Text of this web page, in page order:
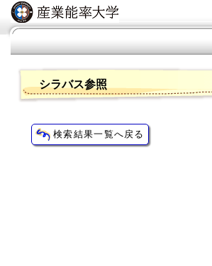
シラバス参照